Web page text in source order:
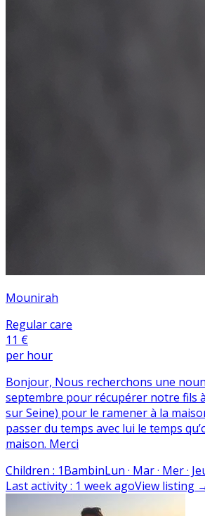
Mounirah
Regular care
11 €
per hour
Bonjour, Nous recherchons une
septembre pour récupérer notre fils à
sur Seine) pour le ramener à la
passer du temps avec lui le temps
maison. Merci
Children : 1BambinLun · Mar · Mer ·
Last activity: 1 week agoView listing